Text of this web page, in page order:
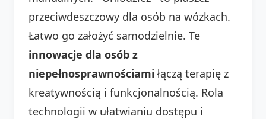
przeciwdeszczowy dla osób na wózkach.
Łatwo go założyć samodzielnie. Te
innowacje dla osób z
niepełnosprawnościami łączą terapię z
kreatywnością i funkcjonalnością. Rola
technologii w ułatwianiu dostępu i